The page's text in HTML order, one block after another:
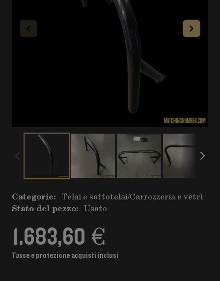
Categorie: Telai e sottotelai/Carrozzeria e vetri
Stato del pezzo: Usato
1.683,60 €
Tasse e protezione acquisti inclusi